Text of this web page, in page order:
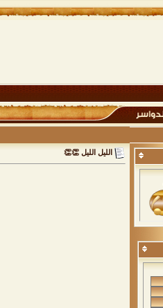
الليل الليل 👏👏